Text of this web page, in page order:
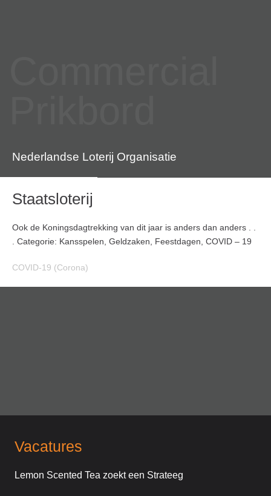
Nederlandse Loterij Organisatie
Staatsloterij
Ook de Koningsdagtrekking van dit jaar is anders dan anders . .
. Categorie: Kansspelen, Geldzaken, Feestdagen, COVID – 19
COVID-19 (Corona)
Vacatures
Lemon Scented Tea zoekt een Strateeg